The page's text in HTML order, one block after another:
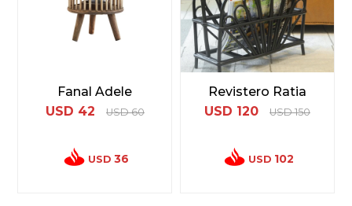
Fanal Adele
USD 42 USD 60
USD 36
Revistero Ratia
USD 120 USD 150
USD 102